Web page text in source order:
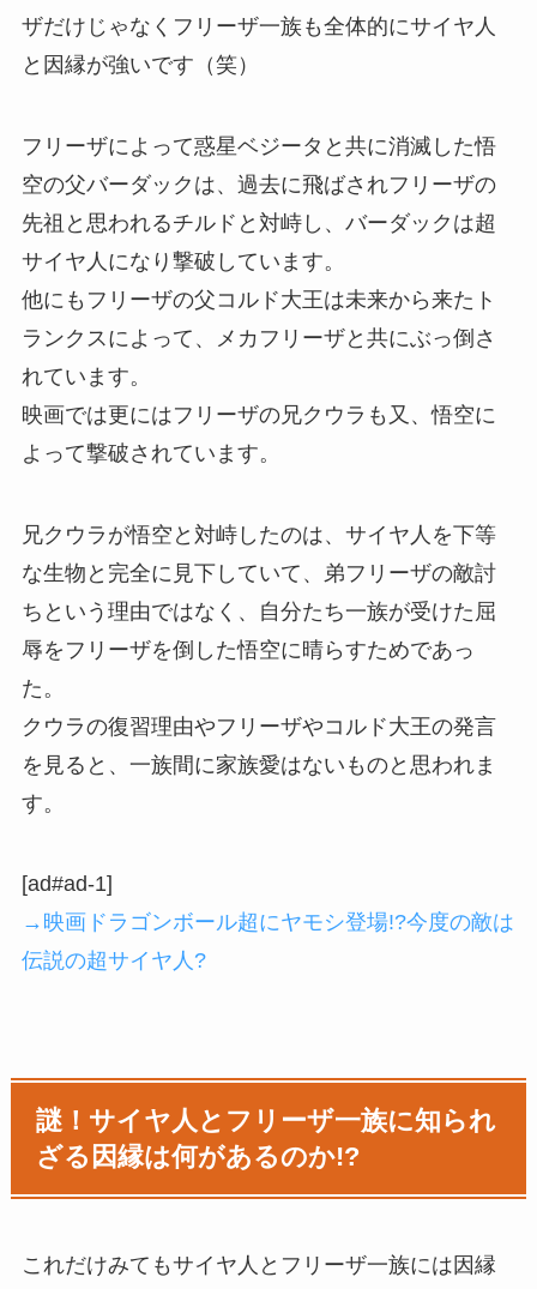
ザだけじゃなくフリーザ一族も全体的にサイヤ人
と因縁が強いです（笑）
フリーザによって惑星ベジータと共に消滅した悟
空の父バーダックは、過去に飛ばされフリーザの
先祖と思われるチルドと対峙し、バーダックは超
サイヤ人になり撃破しています。
他にもフリーザの父コルド大王は未来から来たト
ランクスによって、メカフリーザと共にぶっ倒さ
れています。
映画では更にはフリーザの兄クウラも又、悟空に
よって撃破されています。
兄クウラが悟空と対峙したのは、サイヤ人を下等
な生物と完全に見下していて、弟フリーザの敵討
ちという理由ではなく、自分たち一族が受けた屈
辱をフリーザを倒した悟空に晴らすためであっ
た。
クウラの復習理由やフリーザやコルド大王の発言
を見ると、一族間に家族愛はないものと思われま
す。
[ad#ad-1]
→映画ドラゴンボール超にヤモシ登場!?今度の敵は
伝説の超サイヤ人?
謎！サイヤ人とフリーザ一族に知られ
ざる因縁は何があるのか!?
これだけみてもサイヤ人とフリーザ一族には因縁